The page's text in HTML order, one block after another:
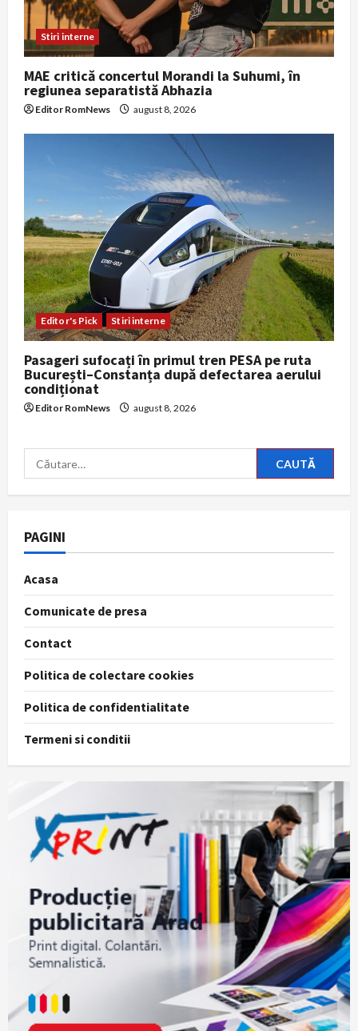
Stiri interne
MAE critică concertul Morandi la Suhumi, în
regiunea separatistă Abhazia
Editor RomNews august 8, 2026
Editor's Pick Stiri interne
Pasageri sufocați în primul tren PESA pe ruta
București–Constanța după defectarea aerului
condiționat
Editor RomNews august 8, 2026
Caută
după:
PAGINI
Acasa
Comunicate de presa
Contact
Politica de colectare cookies
Politica de confidentialitate
Termeni si conditii